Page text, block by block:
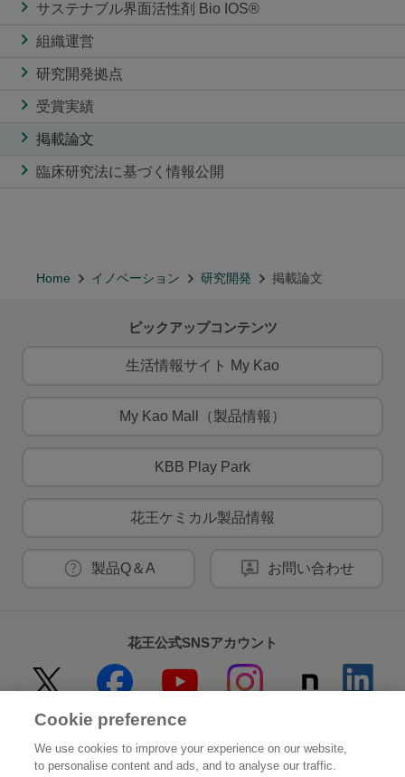
サステナブル界面活性剤 Bio IOS®
組織運営
研究開発拠点
受賞実績
掲載論文
臨床研究法に基づく情報公開
Home イノベーション 研究開発 掲載論文
ピックアップコンテンツ
生活情報サイト My Kao
My Kao Mall（製品情報）
KBB Play Park
花王ケミカル製品情報
製品Q＆A お問い合わせ
花王公式SNSアカウント
Home 花王について
Cookie preference
We use cookies to improve your experience on our website,
to personalise content and ads, and to analyse our traffic.